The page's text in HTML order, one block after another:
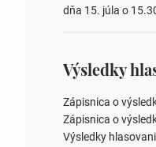
dňa 15. júla o
overovateľov
obvodov pre
zastupiteľstiev,
zastupiteľstiev v
obecného
Zápisnica o
Zápisnica o
Výsledky